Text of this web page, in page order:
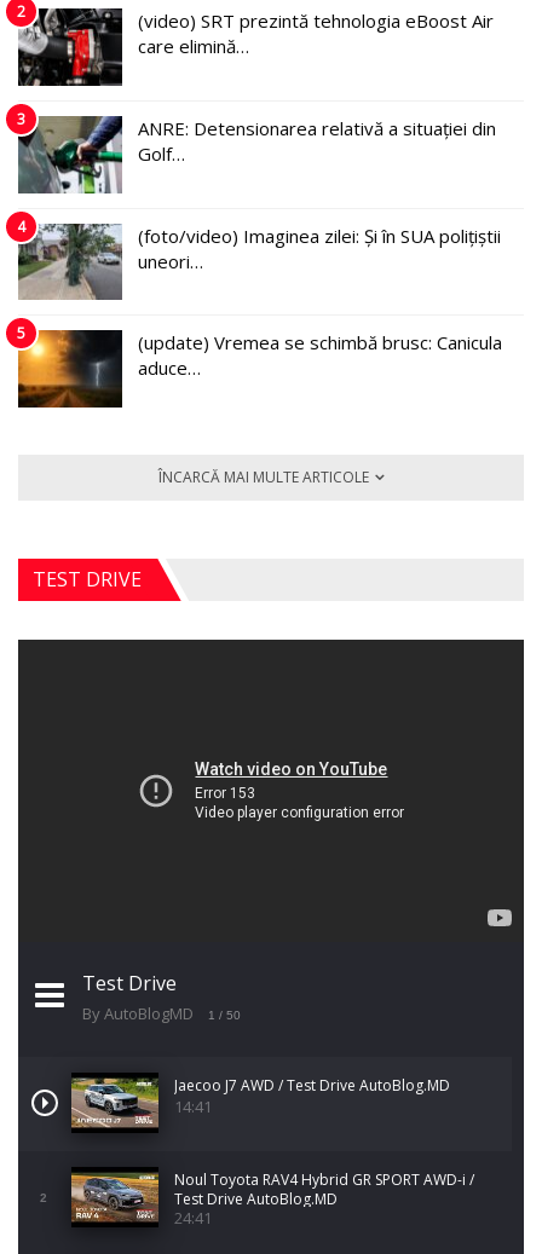
2
(video) SRT prezintă tehnologia eBoost Air
care elimină…
3
ANRE: Detensionarea relativă a situației din
Golf…
4
(foto/video) Imaginea zilei: Și în SUA polițiștii
uneori…
5
(update) Vremea se schimbă brusc: Canicula
aduce…
ÎNCARCĂ MAI MULTE ARTICOLE
TEST DRIVE
Test Drive
By AutoBlogMD 1 / 50
Jaecoo J7 AWD / Test Drive AutoBlog.MD
14:41
2
Noul Toyota RAV4 Hybrid GR SPORT AWD-i /
Test Drive AutoBlog.MD
24:41